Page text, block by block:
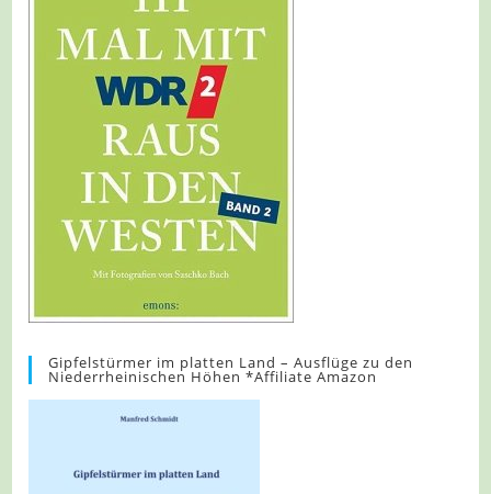
Gipfelstürmer im platten Land – Ausflüge zu den
Niederrheinischen Höhen *Affiliate Amazon